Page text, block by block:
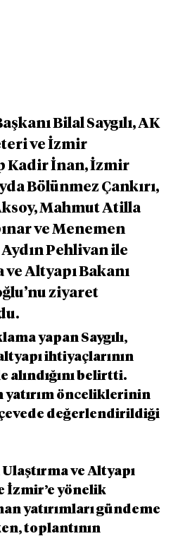
Bilal Saygılı, AK
ve İzmir
Kadir İnan, İzmir
Bölünmez Çankırı,
Mahmut Atilla
ve Menemen
Pehlivan ile
Altyapı Bakanı
ziyaret
yapan Saygılı,
ihtiyaçlarının
alındığını belirtti.
yatırım önceliklerinin
değerlendirildiği
ve Altyapı
İzmir’e yönelik
yatırımları gündeme
toplantının